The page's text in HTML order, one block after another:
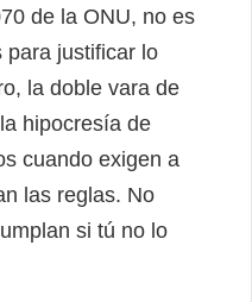
de la ONU, no es
para justificar lo
la doble vara de
hipocresía de
cuando exigen a
las reglas. No
si tú no lo